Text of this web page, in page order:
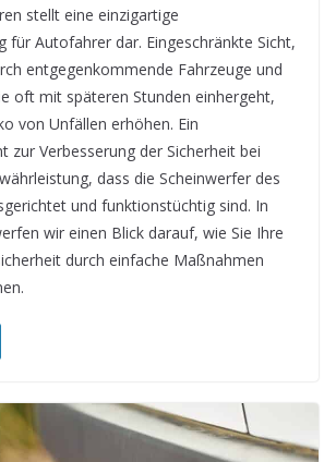
stellt eine einzigartige
für Autofahrer dar. Eingeschränkte Sicht,
entgegenkommende Fahrzeuge und
oft mit späteren Stunden einhergeht,
von Unfällen erhöhen. Ein
zur Verbesserung der Sicherheit bei
dass die Scheinwerfer des
und funktionstüchtig sind. In
wir einen Blick darauf, wie Sie Ihre
durch einfache Maßnahmen